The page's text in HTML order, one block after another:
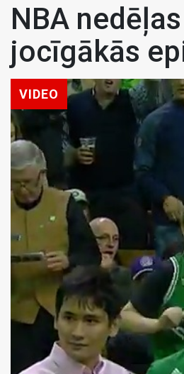
NBA nedēļas
jocīgākās
VIDEO